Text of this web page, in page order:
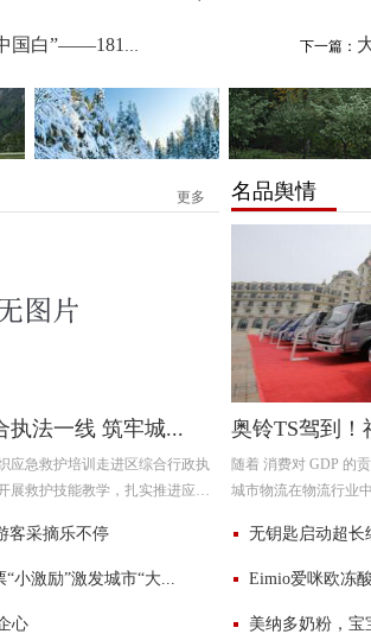
件德化白瓷亮... 下一篇：
名品舆情
奥铃TS驾到
随着 消费对 GDP 的
城市物流在物流行业
无钥匙启动超长
Eimio爱咪欧冻
美纳多奶粉，宝
更多
执法一线 筑牢城...
应急救护培训走进区综合行政执
展救护技能教学，扎实推进应急
客采摘乐不停
小激励”激发城市“大...
心